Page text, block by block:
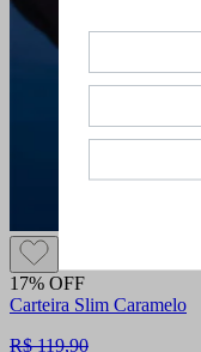
17% OFF
Carteira Slim Caramelo
R$ 119,90